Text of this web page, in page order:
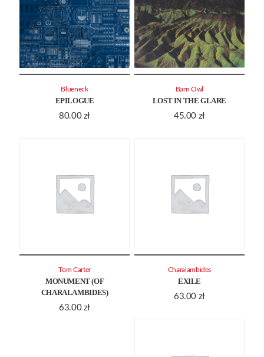
EPILOGUE
80.00 zł
Blueneck
LOST IN THE GLARE
45.00 zł
Barn Owl
MONUMENT (OF
CHARALAMBIDES)
63.00 zł
Tom Carter
EXILE
63.00 zł
Charalambides